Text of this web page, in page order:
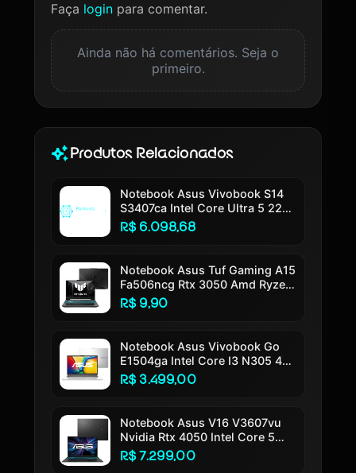
Faça loginpara comentar.
Ainda não há comentários. Seja o
primeiro.
Produtos Relacionados
Notebook Asus Vivobook S14
S3407ca Intel Core Ultra 5 225h
16gb Ram 512gb Ssd Windows
11 Tela 14 Led Fhd Silver -
R$ 6.098,68
Notebook Asus Tuf Gaming A15
Fa506ncg Rtx 3050 Amd Ryzen
7 7445hs 16gb Ram 512gb Ssd
Windows 11 Tela 15,6 144hz
Preto Grafite
R$ 9,90
Notebook Asus Vivobook Go
E1504ga Intel Core I3 N305 4gb
Ram 256gb Ssd Linux Keepos
Tela 15,6 Fhd Silver - Nj447
R$ 3.499,00
Notebook Asus V16 V3607vu
Nvidia Rtx 4050 Intel Core 5
210h 16gb Ram 512gb Ssd
Windows 11 Home Tela 16 Led
R$ 7.299,00